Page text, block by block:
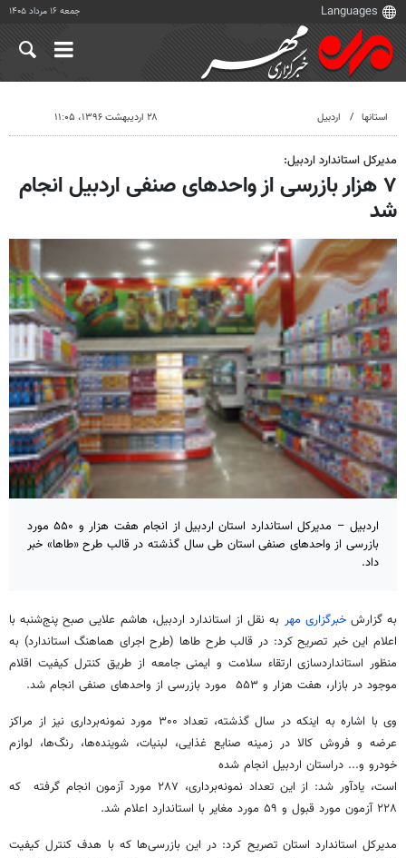
جمعه ۱۶ مرداد ۱۴۰۵
استانها اردبیل ۲۸ اردیبهشت ۱۳۹۶، ۱۱:۰۵
مدیرکل استاندارد اردبیل:
۷ هزار بازرسی از واحدهای صنفی اردبیل انجام
شد
اردبیل – مدیرکل استاندارد استان اردبیل از انجام هفت هزار و ۵۵۰ مورد
بازرسی از واحدهای صنفی استان طی سال گذشته در قالب طرح «طاها» خبر
داد.
به گزارشخبرگزاری مهر به نقل از استاندارد اردبیل، هاشم علایی صبح پنج‌شنبه با
اعلام این خبر تصریح کرد: در قالب طرح طاها (طرح اجرای هماهنگ استاندارد) به
منظور استانداردسازی ارتقاء سلامت و ایمنی جامعه از طریق کنترل کیفیت اقلام
موجود در بازار، هفت هزار و ۵۵۳ مورد بازرسی از واحدهای صنفی انجام شد.
وی با اشاره به اینکه در سال گذشته، تعداد ۳۰۰ مورد نمونه‌برداری نیز از مراکز
عرضه و فروش کالا در زمینه صنایع غذایی، لبنیات، شوینده‌ها، رنگ‌ها، لوازم
خودرو و... دراستان اردبیل انجام شده
است، یادآور شد: از این تعداد نمونه‌برداری، ۲۸۷ مورد آزمون انجام گرفته که
۲۲۸ آزمون مورد قبول و ۵۹ مورد مغایر با استاندارد اعلام شد.
مدیرکل استاندارد استان تصریح کرد: در این بازرسی‌ها که با هدف کنترل کیفیت